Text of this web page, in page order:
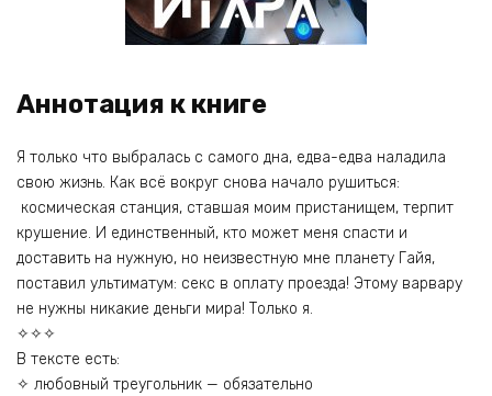
Аннотация к книге
Я только что выбралась с самого дна, едва-едва наладила
свою жизнь. Как всё вокруг снова начало рушиться:
космическая станция, ставшая моим пристанищем, терпит
крушение. И единственный, кто может меня спасти и
доставить на нужную, но неизвестную мне планету Гайя,
поставил ультиматум: секс в оплату проезда! Этому варвару
не нужны никакие деньги мира! Только я.
✧✧✧
В тексте есть:
✧ любовный треугольник — обязательно